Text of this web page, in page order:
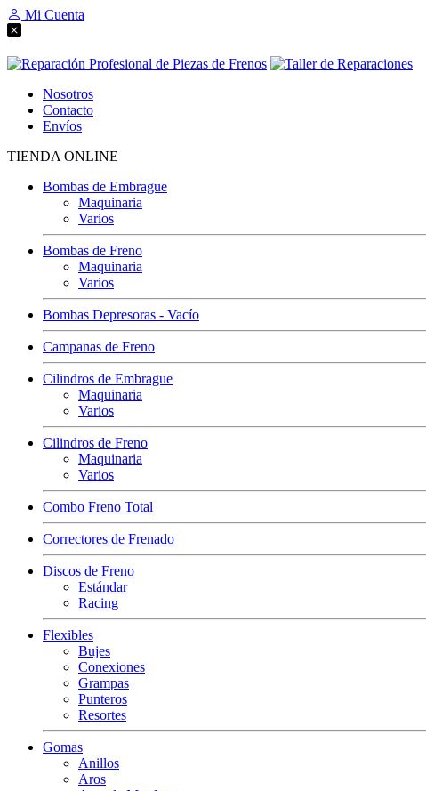
Mi Cuenta
Nosotros
Contacto
Envíos
TIENDA ONLINE
Bombas de Embrague
Maquinaria
Varios
Bombas de Freno
Maquinaria
Varios
Bombas Depresoras - Vacío
Campanas de Freno
Cilindros de Embrague
Maquinaria
Varios
Cilindros de Freno
Maquinaria
Varios
Combo Freno Total
Correctores de Frenado
Discos de Freno
Estándar
Racing
Flexibles
Bujes
Conexiones
Grampas
Punteros
Resortes
Gomas
Anillos
Aros